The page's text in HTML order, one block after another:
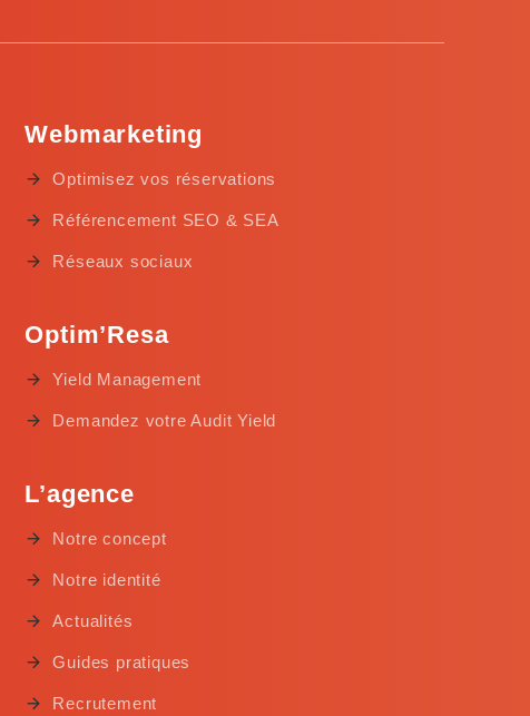
Webmarketing
Optimisez vos réservations
Référencement SEO & SEA
Réseaux sociaux
Optim’Resa
Yield Management
Demandez votre Audit Yield
L’agence
Notre concept
Notre identité
Actualités
Guides pratiques
Recrutement